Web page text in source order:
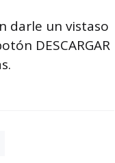
darle un vistaso
DESCARGAR